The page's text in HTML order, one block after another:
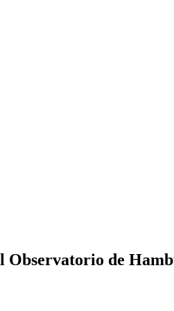
Observatorio de